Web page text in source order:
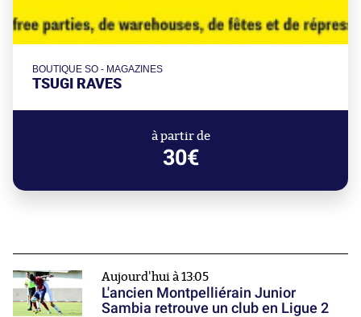
BOUTIQUE SO - MAGAZINES
TSUGI RAVES
à partir de
30€
Aujourd'hui à 13:05
L'ancien Montpelliérain Junior
Sambia retrouve un club en Ligue 2